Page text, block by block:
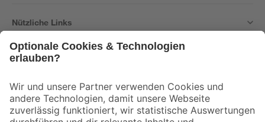
Nützliche Links
Der toom Newsletter: Keine Angebote und Aktionen mehr verpassen!
Zur Newsletter Anmeldung